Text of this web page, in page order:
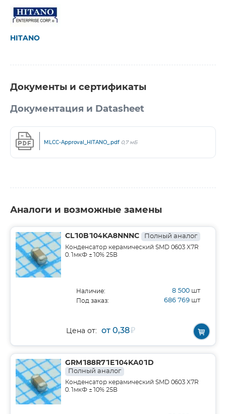
HITANO
Документы и сертификаты
Документация и Datasheet
MLCC-Approval_HITANO_.pdf 0,7 мБ
Аналоги и возможные замены
CL10B104KA8NNNC Полный аналог
Конденсатор керамический SMD 0603 X7R
0.1мкФ ±10% 25В
Наличие: 8 500 шт
Под заказ: 686 769 шт
Цена от: от 0,38₽
GRM188R71E104KA01D
Полный аналог
Конденсатор керамический SMD 0603 X7R
0.1мкФ ±10% 25В